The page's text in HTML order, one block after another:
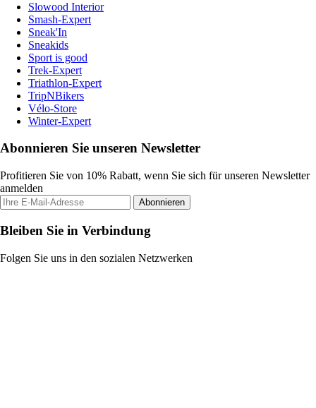
Slowood Interior
Smash-Expert
Sneak'In
Sneakids
Sport is good
Trek-Expert
Triathlon-Expert
TripNBikers
Vélo-Store
Winter-Expert
Abonnieren Sie unseren Newsletter
Profitieren Sie von 10% Rabatt, wenn Sie sich für unseren Newsletter
anmelden
Abonnieren
Bleiben Sie in Verbindung
Folgen Sie uns in den sozialen Netzwerken